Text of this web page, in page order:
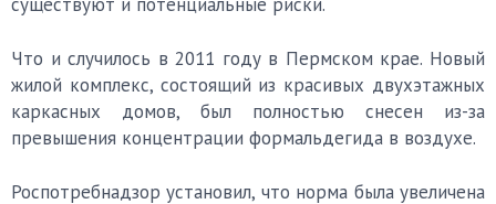
Что и случилось в 2011 году в Пермском крае. Новый
жилой комплекс, состоящий из красивых двухэтажных
каркасных домов, был полностью снесен из-за
превышения концентрации формальдегида в воздухе.
Роспотребнадзор установил, что норма была увеличена